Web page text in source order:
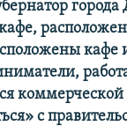
кафе
коммерческой
с